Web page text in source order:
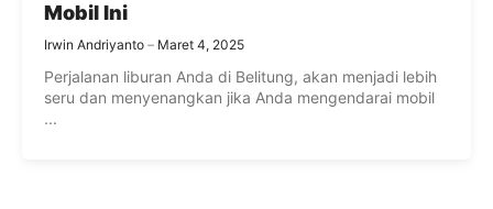
Mobil Ini
Irwin Andriyanto Maret 4, 2025
Perjalanan liburan Anda di Belitung, akan menjadi lebih
seru dan menyenangkan jika Anda mengendarai mobil
...